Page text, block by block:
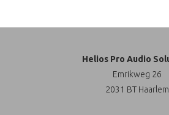
Helios Pro Audio
Emrikweg 26
2031 BT Haarlem